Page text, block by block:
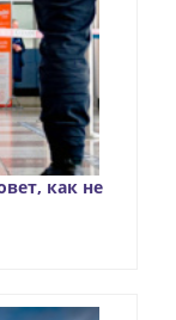
как не